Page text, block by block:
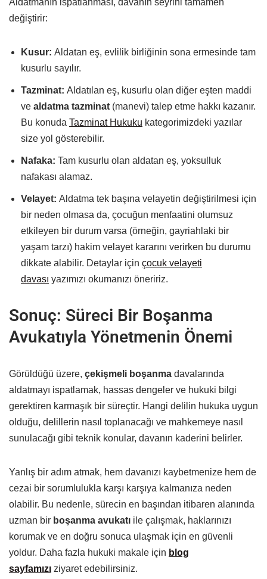
değiştirir:
Kusur: Aldatan eş, evlilik birliğinin sona ermesinde tam
kusurlu sayılır.
Tazminat: Aldatılan eş, kusurlu olan diğer eşten maddi
ve aldatma tazminat (manevi) talep etme hakkı kazanır.
Bu konuda Tazminat Hukuku kategorimizdeki yazılar
size yol gösterebilir.
Nafaka: Tam kusurlu olan aldatan eş, yoksulluk
nafakası alamaz.
Velayet: Aldatma tek başına velayetin değiştirilmesi için
bir neden olmasa da, çocuğun menfaatini olumsuz
etkileyen bir durum varsa (örneğin, gayriahlaki bir
yaşam tarzı) hakim velayet kararını verirken bu durumu
dikkate alabilir. Detaylar için çocuk velayeti
davası yazımızı okumanızı öneririz.
Sonuç: Süreci Bir Boşanma
Avukatıyla Yönetmenin Önemi
Görüldüğü üzere, çekişmeli boşanma davalarında
aldatmayı ispatlamak, hassas dengeler ve hukuki bilgi
gerektiren karmaşık bir süreçtir. Hangi delilin hukuka uygun
olduğu, delillerin nasıl toplanacağı ve mahkemeye nasıl
sunulacağı gibi teknik konular, davanın kaderini belirler.
Yanlış bir adım atmak, hem davanızı kaybetmenize hem de
cezai bir sorumlulukla karşı karşıya kalmanıza neden
olabilir. Bu nedenle, sürecin en başından itibaren alanında
uzman bir boşanma avukatı ile çalışmak, haklarınızı
korumak ve en doğru sonuca ulaşmak için en güvenli
yoldur. Daha fazla hukuki makale için blog
sayfamızı ziyaret edebilirsiniz.